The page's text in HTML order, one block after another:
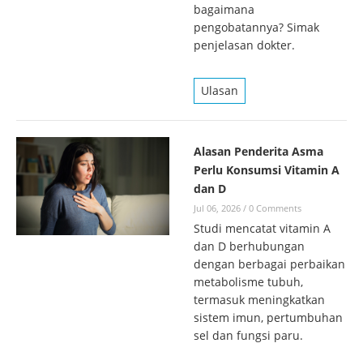
bagaimana
pengobatannya? Simak
penjelasan dokter.
Ulasan
Alasan Penderita Asma
Perlu Konsumsi Vitamin A
dan D
Jul 06, 2026 / 0 Comments
Studi mencatat vitamin A
dan D berhubungan
dengan berbagai perbaikan
metabolisme tubuh,
termasuk meningkatkan
sistem imun, pertumbuhan
sel dan fungsi paru.